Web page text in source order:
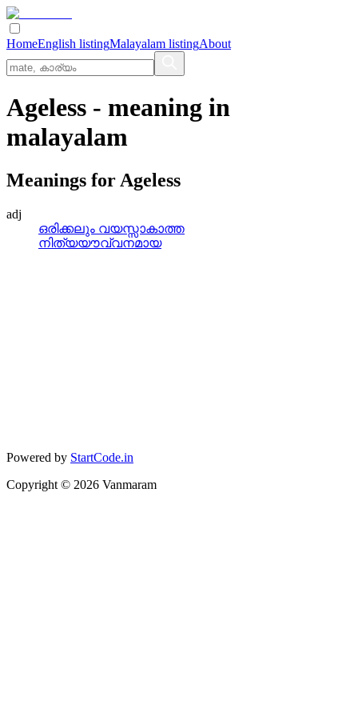
HomeEnglish listingMalayalam listingAbout
Ageless - meaning in
malayalam
Meanings for Ageless
adj
ഒരിക്കലും വയസ്സാകാത്ത
നിത്യയൗവ്വനമായ
Powered by StartCode.in
Copyright © 2026 Vanmaram